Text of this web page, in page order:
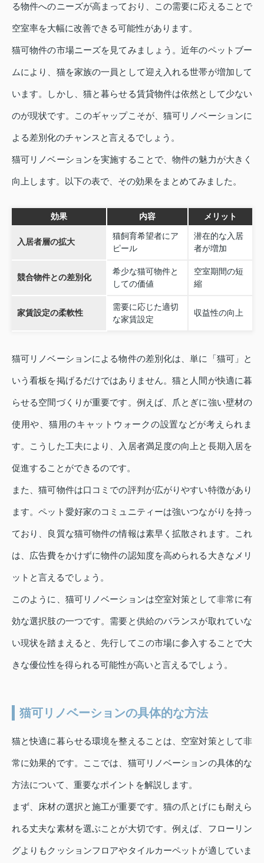
る物件へのニーズが高まっており、この需要に応えることで
空室率を大幅に改善できる可能性があります。
猫可物件の市場ニーズを見てみましょう。近年のペットブー
ムにより、猫を家族の一員として迎え入れる世帯が増加して
います。しかし、猫と暮らせる賃貸物件は依然として少ない
のが現状です。このギャップこそが、猫可リノベーションに
よる差別化のチャンスと言えるでしょう。
猫可リノベーションを実施することで、物件の魅力が大きく
向上します。以下の表で、その効果をまとめてみました。
効果 内容 メリット
入居者層の拡大
猫飼育希望者にア
ピール
潜在的な入居
者が増加
競合物件との差別化
希少な猫可物件と
しての価値
空室期間の短
縮
家賃設定の柔軟性
需要に応じた適切
な家賃設定
収益性の向上
猫可リノベーションによる物件の差別化は、単に「猫可」と
いう看板を掲げるだけではありません。猫と人間が快適に暮
らせる空間づくりが重要です。例えば、爪とぎに強い壁材の
使用や、猫用のキャットウォークの設置などが考えられま
す。こうした工夫により、入居者満足度の向上と長期入居を
促進することができるのです。
また、猫可物件は口コミでの評判が広がりやすい特徴があり
ます。ペット愛好家のコミュニティーは強いつながりを持っ
ており、良質な猫可物件の情報は素早く拡散されます。これ
は、広告費をかけずに物件の認知度を高められる大きなメリ
ットと言えるでしょう。
このように、猫可リノベーションは空室対策として非常に有
効な選択肢の一つです。需要と供給のバランスが取れていな
い現状を踏まえると、先行してこの市場に参入することで大
きな優位性を得られる可能性が高いと言えるでしょう。
猫可リノベーションの具体的な方法
猫と快適に暮らせる環境を整えることは、空室対策として非
常に効果的です。ここでは、猫可リノベーションの具体的な
方法について、重要なポイントを解説します。
まず、床材の選択と施工が重要です。猫の爪とげにも耐えら
れる丈夫な素材を選ぶことが大切です。例えば、フローリン
グよりもクッションフロアやタイルカーペットが適していま